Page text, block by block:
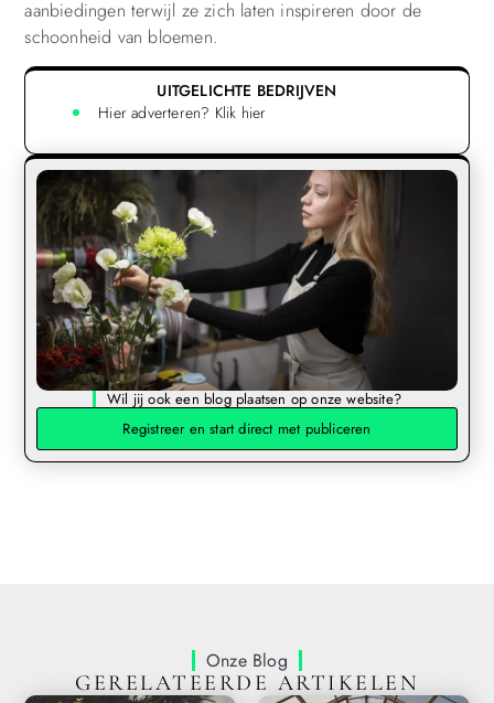
aanbiedingen terwijl ze zich laten inspireren door de
schoonheid van bloemen.
UITGELICHTE BEDRIJVEN
Hier adverteren? Klik hier
Wil jij ook een blog plaatsen op onze website?
Registreer en start direct met publiceren
Onze Blog
GERELATEERDE ARTIKELEN